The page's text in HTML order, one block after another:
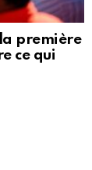
première
ce qui